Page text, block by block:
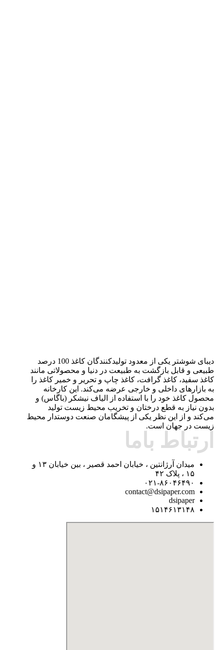
دیبای شوشتر یکی از معدود تولیدکنندگان کاغذ 100 درصد
طبیعی و قابل بازگشت به طبیعت در دنیا و محصولاتی مانند
کاغذ سفید، کاغذ گرافت، کاغذ چاپ و تحریر و خمیر کاغذ را
به بازارهای داخلی و خارجی عرضه می‌کند. این کارخانه
محصول کاغذ خود را با استفاده از الیاف نیشکر (باگاس) و
بدون نیاز به قطع درختان و تخریب محیط زیست تولید
می‌کند و از این نظر یکی از پیشگامان صنعت دوستدار محیط
زیست در جهان است.
ارتباط باما
میدان آرژانتین ، خیابان احمد قصیر ، بین خیابان ۱۳ و
۱۵ ، پلاک ۴۲
۰۲۱-۸۶۰۴۶۴۹۰
contact@dsipaper.com
dsipaper
۱۵۱۴۶۱۳۱۴۸